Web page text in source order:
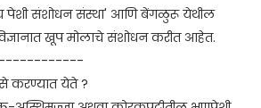
पेशी संशोधन संस्था' आणि बेंगळुरू येथील
खूप मोलाचे संशोधन करीत आहेत.
येते ?